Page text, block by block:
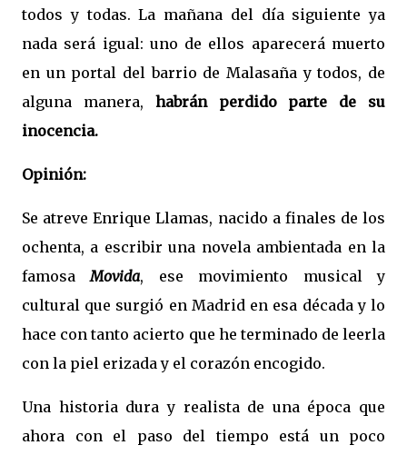
todos y todas. La mañana del día siguiente ya
nada será igual: uno de ellos aparecerá muerto
en un portal del barrio de Malasaña y todos, de
alguna manera, habrán perdido parte de su
inocencia.
Opinión:
Se atreve Enrique Llamas, nacido a finales de los
ochenta, a escribir una novela ambientada en la
famosaMovida, ese movimiento musical y
cultural que surgió en Madrid en esa década y lo
hace con tanto acierto que he terminado de leerla
con la piel erizada y el corazón encogido.
Una historia dura y realista de una época que
ahora con el paso del tiempo está un poco